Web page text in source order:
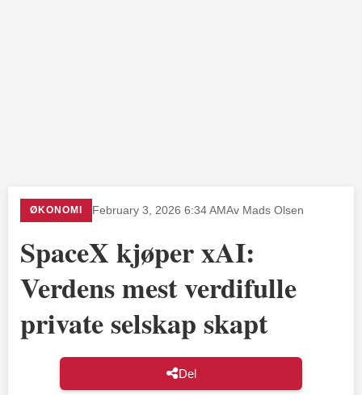
ØKONOMI February 3, 2026 6:34 AMAv Mads Olsen
SpaceX kjøper xAI:
Verdens mest verdifulle
private selskap skapt
Del